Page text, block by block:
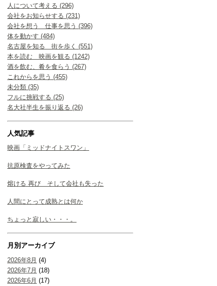
人について考える (296)
会社をお知らせする (231)
会社を想う 仕事を思う (396)
体を動かす (484)
名古屋を知る 街を歩く (551)
本を読む 映画を観る (1242)
酒を飲む、肴を食らう (267)
これからを思う (455)
未分類 (35)
フルに挑戦する (25)
名大社半生を振り返る (26)
人気記事
映画「ミッドナイトスワン」
抗原検査をやってみた
熔ける 再び そして会社も失った
人間にとって成熟とは何か
ちょっと寂しい・・・。
月別アーカイブ
2026年8月 (4)
2026年7月 (18)
2026年6月 (17)